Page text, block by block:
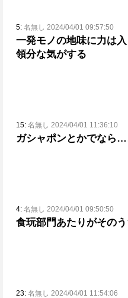
5: 名無し 2024/04/01 09:57:50
一発モノの地味に力は
領分な気がする
15: 名無し 2024/04/01 11:36:10
ガシャポンとかでなら
4: 名無し 2024/04/01 09:50:50
食玩部門あたりがその
23: 名無し 2024/04/01 11:54:06